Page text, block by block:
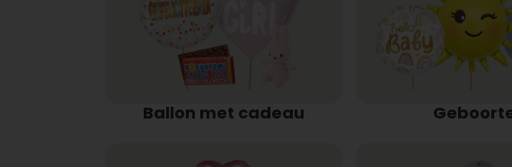
Ballon met cadeau